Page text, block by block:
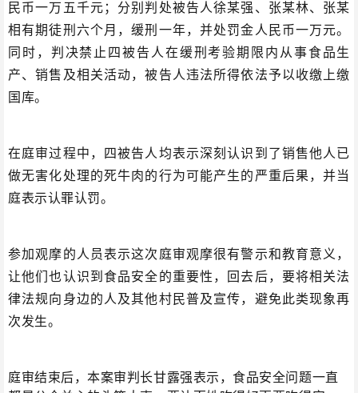
民币一万五千元；分别判处被告人徐某强、张某林、张某
相有期徒刑六个月，缓刑一年，并处罚金人民币一万元。
同时，判决禁止四被告人在缓刑考验期限内从事食品生
产、销售及相关活动，被告人违法所得依法予以收缴上缴
国库。
在庭审过程中，四被告人均表示深刻认识到了销售他人已
做无害化处理的死牛肉的行为可能产生的严重后果，并当
庭表示认罪认罚。
参加观摩的人员表示这次庭审观摩很有警示和教育意义，
让他们也认识到食品安全的重要性，回去后，要将相关法
律法规向身边的人及其他村民普及宣传，避免此类现象再
次发生。
庭审结束后，本案审判长甘露强表示，食品安全问题一直